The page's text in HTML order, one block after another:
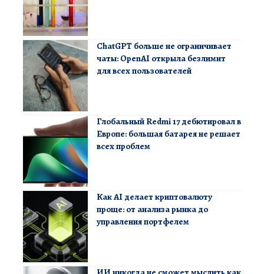
ChatGPT больше не ограничивает
чаты: OpenAI открыла безлимит
для всех пользователей
Глобальный Redmi 17 дебютировал в
Европе: большая батарея не решает
всех проблем
Как AI делает криптовалюту
проще: от анализа рынка до
управления портфелем